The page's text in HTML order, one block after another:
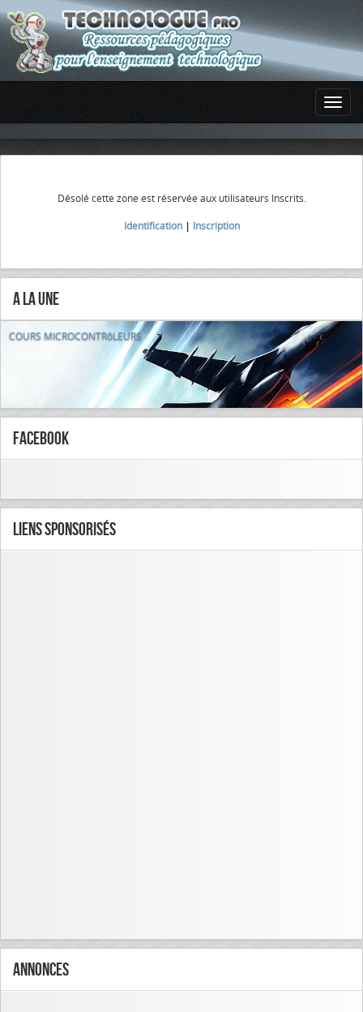
Désolé cette zone est réservée aux utilisateurs Inscrits.
Identification| Inscription
A la Une
COURS MICROCONTRôLEURS
FaceBook
Liens Sponsorisés
Annonces